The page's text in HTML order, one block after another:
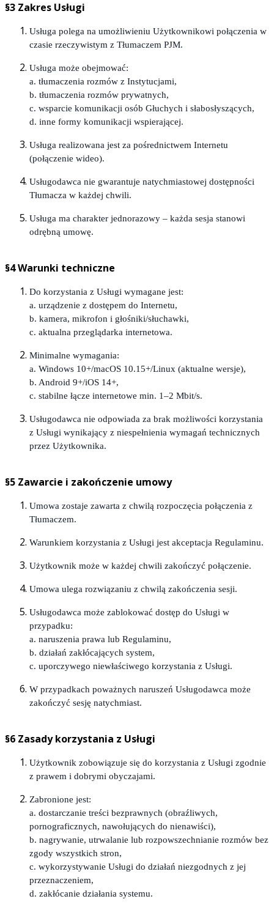
§3 Zakres Usługi
Usługa polega na umożliwieniu Użytkownikowi połączenia w
czasie rzeczywistym z Tłumaczem PJM.
Usługa może obejmować:
a. tłumaczenia rozmów z Instytucjami,
b. tłumaczenia rozmów prywatnych,
c. wsparcie komunikacji osób Głuchych i słabosłyszących,
d. inne formy komunikacji wspierającej.
Usługa realizowana jest za pośrednictwem Internetu
(połączenie wideo).
Usługodawca nie gwarantuje natychmiastowej dostępności
Tłumacza w każdej chwili.
Usługa ma charakter jednorazowy – każda sesja stanowi
odrębną umowę.
§4 Warunki techniczne
Do korzystania z Usługi wymagane jest:
a. urządzenie z dostępem do Internetu,
b. kamera, mikrofon i głośniki/słuchawki,
c. aktualna przeglądarka internetowa.
Minimalne wymagania:
a. Windows 10+/macOS 10.15+/Linux (aktualne wersje),
b. Android 9+/iOS 14+,
c. stabilne łącze internetowe min. 1–2 Mbit/s.
Usługodawca nie odpowiada za brak możliwości korzystania
z Usługi wynikający z niespełnienia wymagań technicznych
przez Użytkownika.
§5 Zawarcie i zakończenie umowy
Umowa zostaje zawarta z chwilą rozpoczęcia połączenia z
Tłumaczem.
Warunkiem korzystania z Usługi jest akceptacja Regulaminu.
Użytkownik może w każdej chwili zakończyć połączenie.
Umowa ulega rozwiązaniu z chwilą zakończenia sesji.
Usługodawca może zablokować dostęp do Usługi w
przypadku:
a. naruszenia prawa lub Regulaminu,
b. działań zakłócających system,
c. uporczywego niewłaściwego korzystania z Usługi.
W przypadkach poważnych naruszeń Usługodawca może
zakończyć sesję natychmiast.
§6 Zasady korzystania z Usługi
Użytkownik zobowiązuje się do korzystania z Usługi zgodnie
z prawem i dobrymi obyczajami.
Zabronione jest:
a. dostarczanie treści bezprawnych (obraźliwych,
pornograficznych, nawołujących do nienawiści),
b. nagrywanie, utrwalanie lub rozpowszechnianie rozmów bez
zgody wszystkich stron,
c. wykorzystywanie Usługi do działań niezgodnych z jej
przeznaczeniem,
d. zakłócanie działania systemu.